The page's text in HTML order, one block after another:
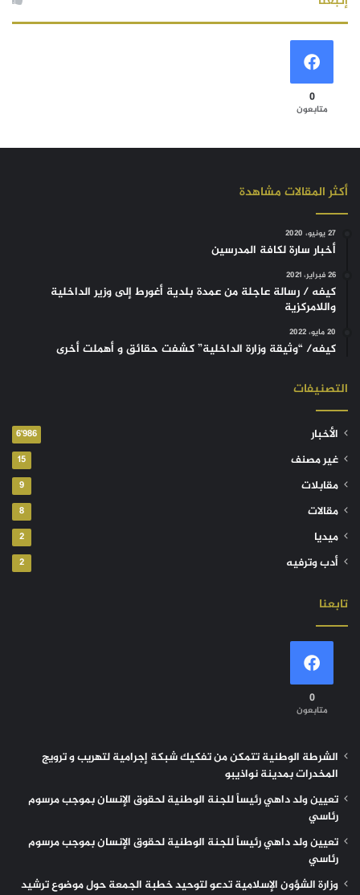
0
متابعون
أكثر المقالات مشاهدة
27 يونيو، 2020
أخبار سارة لكافة المدرسين
26 فبراير، 2021
كيفه / رسالة عاجلة من عمدة بلدية أغورط إلى وزير الداخلية
واللامركزية
20 مايو، 2022
كيفه/ “وثيقة وزارة الداخلية” كشفت حقائق و أهملت أخرى
التصنيفات
الأخبار 6٬986
غير مصنف 15
مقابلات 9
مقالات 8
ميديا 2
أدب وترفيه 2
تابعنا
0
متابعون
الشرطة الوطنية تتمكن من تفكيك شبكة إجرامية لتهريب و ترويج
المخدرات بمدينة نواذيبو
تعيين ولد داهي رئيساً للجنة الوطنية لحقوق الإنسان بموجب مرسوم
رئاسي
تعيين ولد داهي رئيساً للجنة الوطنية لحقوق الإنسان بموجب مرسوم
رئاسي
وزارة الشؤون الإسلامية تدعو لتوحيد خطبة الجمعة حول موضوع ترشيد